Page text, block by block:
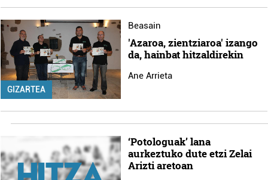
GIZARTEA
Beasain
'Azaroa, zientziaroa' izango
da, hainbat hitzaldirekin
Ane Arrieta
‘Potologuak’ lana
aurkeztuko dute etzi Zelai
Arizti aretoan